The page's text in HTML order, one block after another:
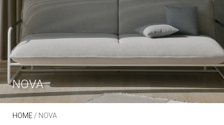
NOVA
HOME/ NOVA